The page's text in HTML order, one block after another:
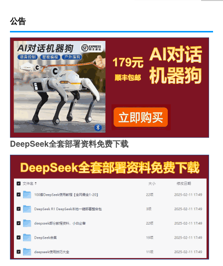
公告
DeepSeek全套部署资料免费下载